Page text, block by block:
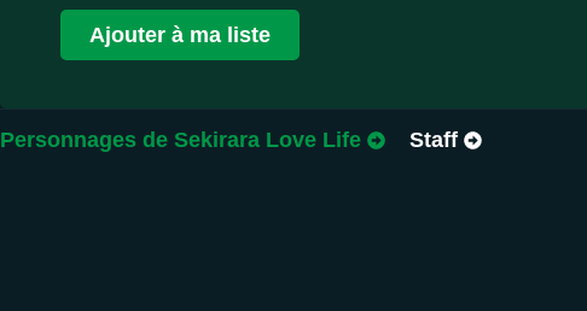
Ajouter à ma liste
Personnages de Sekirara Love Life Staff